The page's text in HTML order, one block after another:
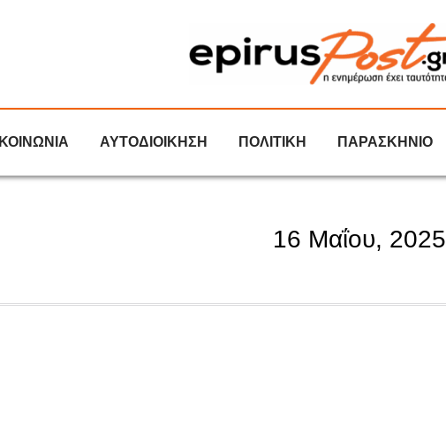
ΚΟΙΝΩΝΙΑ ΑΥΤΟΔΙΟΙΚΗΣΗ ΠΟΛΙΤΙΚΗ ΠΑΡΑΣΚΗΝΙΟ
16 Μαΐου, 2025